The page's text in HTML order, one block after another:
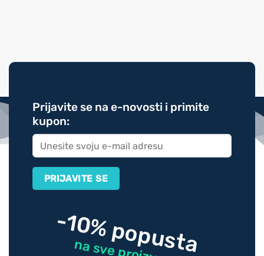
Prijavite se na e-novosti i primite
kupon:
-10% popusta